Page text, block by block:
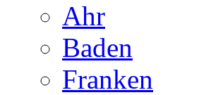
Ahr
Baden
Franken